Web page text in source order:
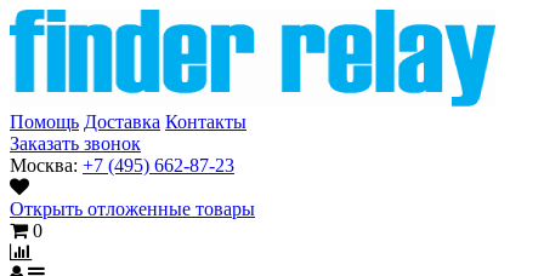
Помощь Доставка Контакты
Заказать звонок
Москва: +7 (495) 662-87-23
Открыть отложенные товары
0